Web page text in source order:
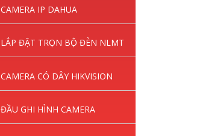
CAMERA IP DAHUA
LẮP ĐẶT TRỌN BỘ ĐÈN NLMT
CAMERA CÓ DÂY HIKVISION
ĐẦU GHI HÌNH CAMERA